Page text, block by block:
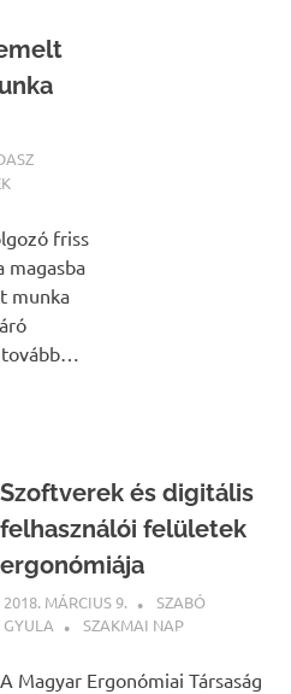
friss
magasba
munka
Szoftverek és digitális
felhasználói felületek
ergonómiája
2018. MÁRCIUS 9.
SZABÓ
GYULA
SZAKMAI NAP
A Magyar Ergonómiai Társaság